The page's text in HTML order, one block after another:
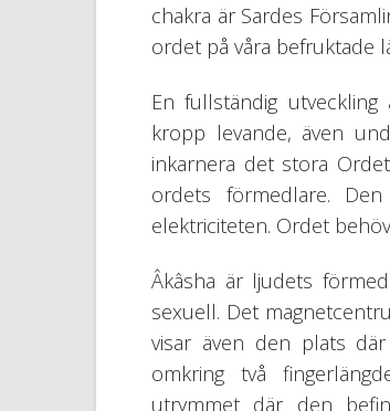
chakra är Sardes
ordet på våra befruktade
En fullständig
kropp levande, även
inkarnera det stora
ordets förmedlare.
elektriciteten. Ordet
Âkâsha är ljudets
sexuell. Det
visar även den plats
omkring två
utrymmet där den